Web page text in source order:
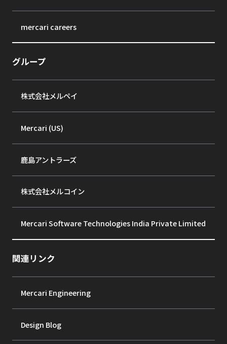
mercari careers
グループ
株式会社メルペイ
Mercari (US)
鹿島アントラーズ
株式会社メルコイン
Mercari Software Technologies India Private Limited
関連リンク
Mercari Engineering
Design Blog